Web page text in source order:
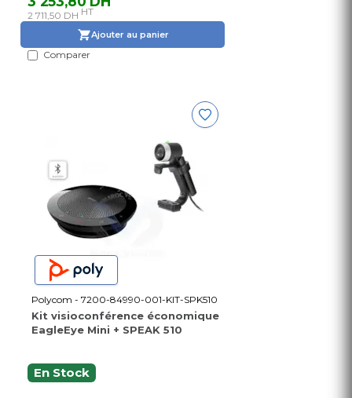
2 711,50 DH HT
Ajouter au panier
Comparer
Polycom - 7200-84990-001-KIT-SPK510
Kit visioconférence économique
EagleEye Mini + SPEAK 510
En Stock